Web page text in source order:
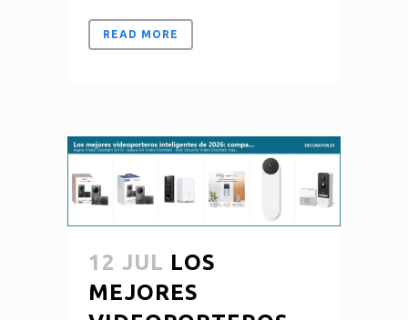
READ MORE
12 JUL LOS
MEJORES